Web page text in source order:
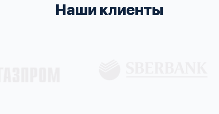
Наши клиенты